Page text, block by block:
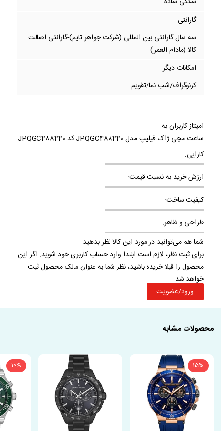
گارانتی
سه سال گارانتی بین المللی (شرکت جواهر تایم)-گارانتی اصالت
کالا (مادام العمر)
امکانات دیگر
کرنوگراف/شب نما/تقویم
امیتاز کاربران به
ساعت مچی ژاک فیلیپ مدل JPQGC488440 کد JPQGC488440
کارایی:
ارزش خرید به نسبت قیمت:
کیفیت ساخت:
طراحی و ظاهر:
شما هم می‌توانید در مورد این کالا نظر بدهید.
برای ثبت نظر، لازم است ابتدا وارد حساب کاربری خود شوید. اگر این
محصول را قبلا خریده باشید، نظر شما به عنوان مالک محصول ثبت
خواهد شد.
ورود/عضویت
محصولات مشابه
15%
10%